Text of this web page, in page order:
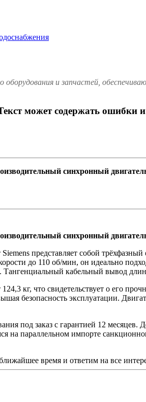
и запчастей,
может содержать
синхронный
синхронный
представляет собой
до 110 об/мин, он идеально
кабельный вывод
кг, что свидетельствует о его
безопасность эксплуатации.
под заказ с гарантией 12
на параллельном импорте
время и ответим на все